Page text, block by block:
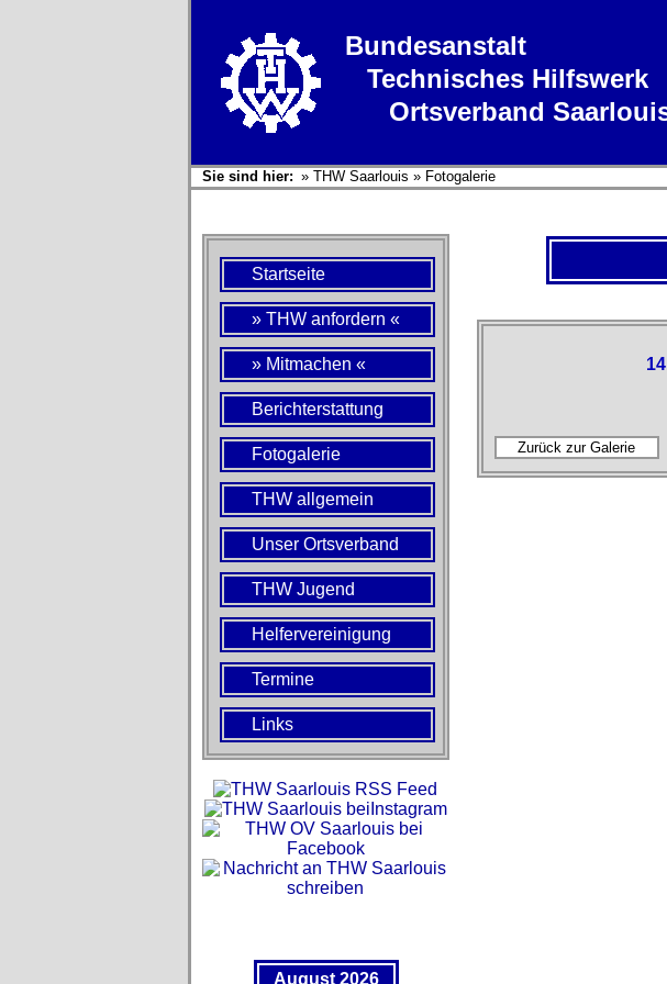
Bundesanstalt
Technisches Hilfswerk
Ortsverband
Sie sind hier: » THW Saarlouis » Fotogalerie
Startseite
» THW anfordern «
» Mitmachen «
Berichterstattung
Fotogalerie
THW allgemein
Unser Ortsverband
THW Jugend
Helfervereinigung
Termine
Links
August 2026